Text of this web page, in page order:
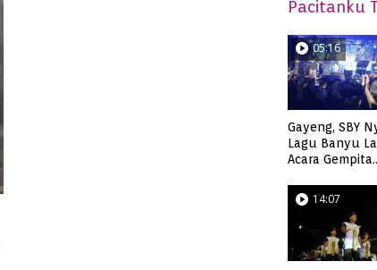
Pacitanku
05:16
Gayeng, SBY
Lagu Banyu
Acara Gempita
14:07